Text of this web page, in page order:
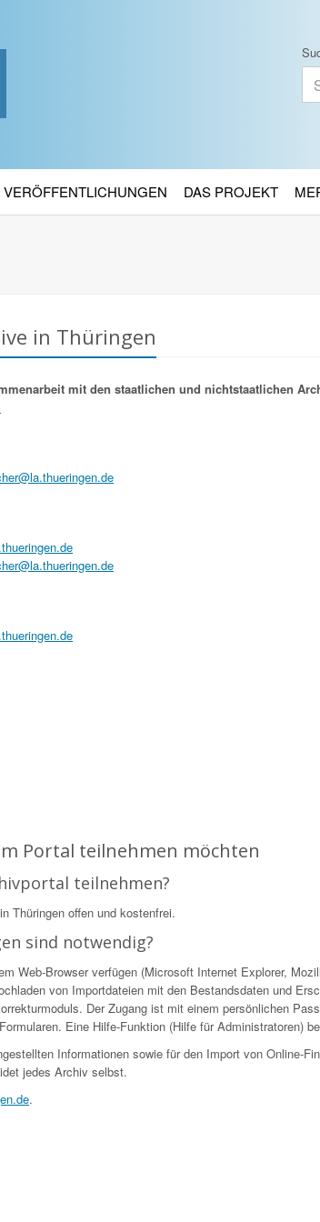
VERÖFFENTLICHUNGEN DAS PROJEKT
in Thüringen
mit den staatlichen und nichtstaatlichen
Portal teilnehmen möchten
teilnehmen?
Thüringen offen und kostenfrei.
sind notwendig?
Web-Browser verfügen (Microsoft Internet Explorer,
von Importdateien mit den Bestandsdaten und
Der Zugang ist mit einem persönlichen
Eine Hilfe-Funktion (Hilfe für Administratoren)
Informationen sowie für den Import von Online-
jedes Archiv selbst.
.